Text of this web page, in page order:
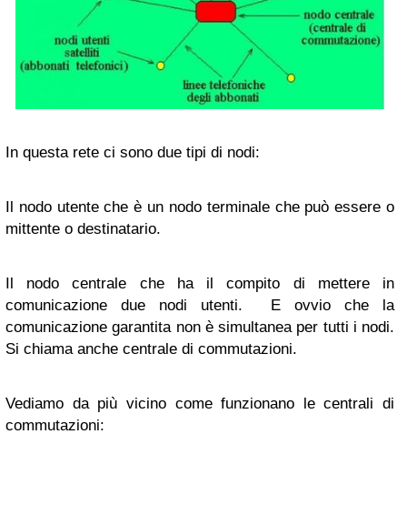
In questa rete ci sono due tipi di nodi:
Il nodo utente che è un nodo terminale che può essere o
mittente o destinatario.
Il nodo centrale che ha il compito di mettere in
comunicazione due nodi utenti. E ovvio che la
comunicazione garantita non è simultanea per tutti i nodi.
Si chiama anche centrale di commutazioni.
Vediamo da più vicino come funzionano le centrali di
commutazioni: